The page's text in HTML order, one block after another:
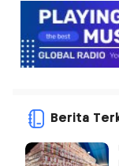
Berita